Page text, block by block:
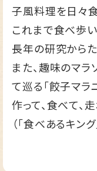
子風料理を日々食
これまで食べ歩
長年の研究から
また、趣味のマ
て巡る「餃子マラ
作って、食べて、
（「食べあるキング